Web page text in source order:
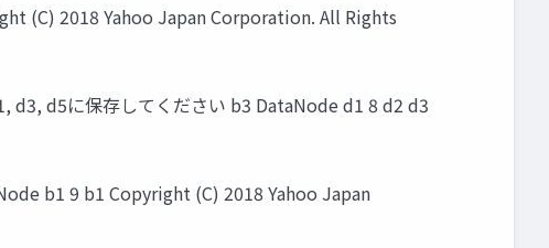
(C) 2018 Yahoo Japan Corporation. All Rights
d3, d5に保存してください b3 DataNode d1 8 d2 d3
b1 9 b1 Copyright (C) 2018 Yahoo Japan